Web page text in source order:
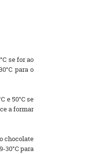
se for ao
para o
e 50°C se
a formar
chocolate
30°C para